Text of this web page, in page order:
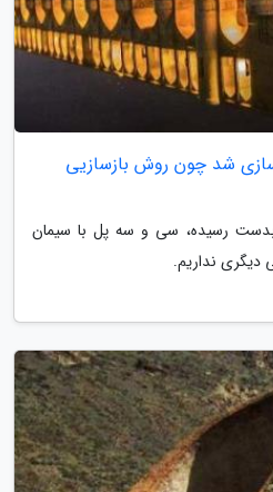
شد چون روش بازسازیی
بدست رسیده، سی و سه پل با سیمان
نداریم.